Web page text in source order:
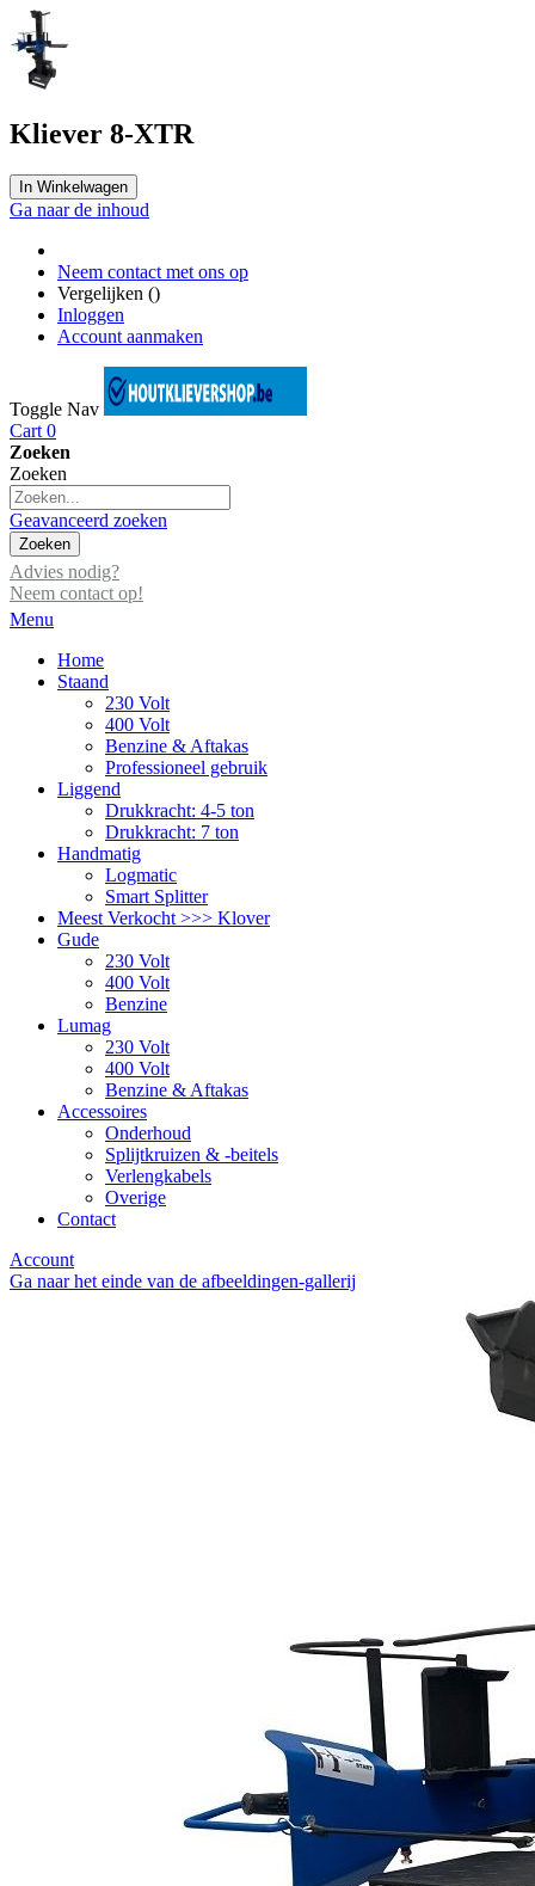
Kliever 8-XTR
In Winkelwagen
Ga naar de inhoud
Neem contact met ons op
Vergelijken ()
Inloggen
Account aanmaken
Toggle Nav
Cart 0
Zoeken
Zoeken
Geavanceerd zoeken
Zoeken
Advies nodig?
Neem contact op!
Menu
Home
Staand
230 Volt
400 Volt
Benzine & Aftakas
Professioneel gebruik
Liggend
Drukkracht: 4-5 ton
Drukkracht: 7 ton
Handmatig
Logmatic
Smart Splitter
Meest Verkocht >>> Klover
Gude
230 Volt
400 Volt
Benzine
Lumag
230 Volt
400 Volt
Benzine & Aftakas
Accessoires
Onderhoud
Splijtkruizen & -beitels
Verlengkabels
Overige
Contact
Account
Ga naar het einde van de afbeeldingen-gallerij